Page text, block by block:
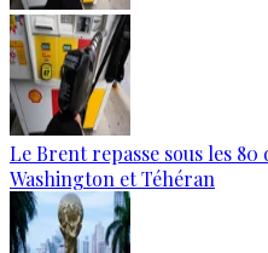
Le Brent repasse sous les
Washington et Téhéran